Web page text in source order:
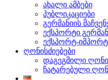
ახალი ამბები
პუბლიკაციები
გერმანიის
ექსპორტი
ექსპორტ-
ღონისძიებები
დაგეგმილი
ჩატარებული